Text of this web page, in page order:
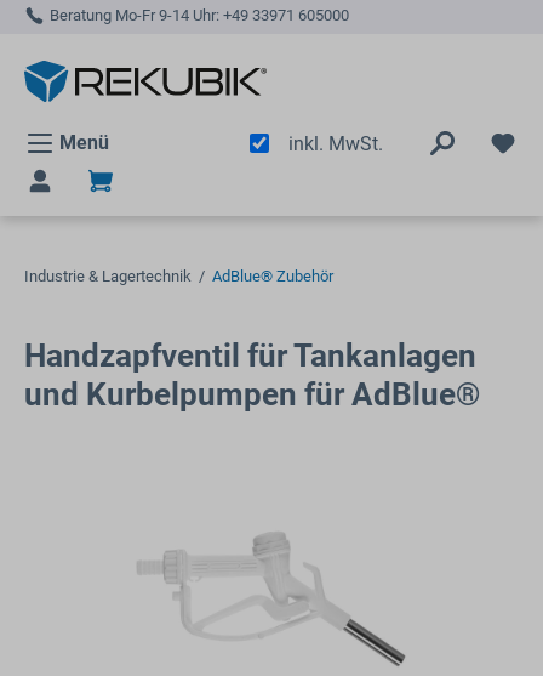
springen
Beratung Mo-Fr 9-14 Uhr: +49 33971 605000
Menü inkl. MwSt.
Industrie & Lagertechnik / AdBlue® Zubehör
Handzapfventil für Tankanlagen
und Kurbelpumpen für AdBlue®